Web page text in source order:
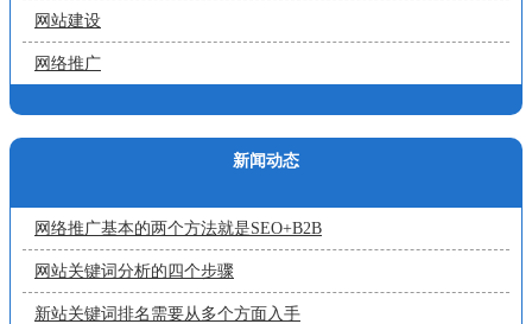
网站建设
网络推广
新闻动态
网络推广基本的两个方法就是SEO+B2B
网站关键词分析的四个步骤
新站关键词排名需要从多个方面入手